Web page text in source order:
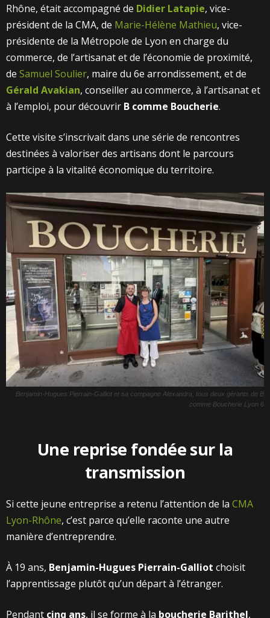
Rhône, était accompagné de Didier Latapie, vice-
président de la CMA, de Marie-Hélène Mathieu, vice-
présidente de la Métropole de Lyon en charge du
commerce, de l’artisanat et de l’économie de proximité,
de Samuel Soulier, maire du 6e arrondissement, et de
Gérald Avakian, conseiller au commerce, à l’artisanat et
à l’emploi, pour découvrir B comme Boucherie.
Cette visite s’inscrivait dans une série de rencontres
destinées à valoriser des artisans dont le parcours
participe à la vitalité économique du territoire.
Benjamin-Hugues Pierrain-Galliot et sa compagne Alexandra, tous deux gérants de B
comme Boucherie Lyon 6
Une reprise fondée sur la
transmission
Si cette jeune entreprise a retenu l’attention de la CMA
Lyon-Rhône, c’est parce qu’elle raconte une autre
manière d’entreprendre.
À 19 ans, Benjamin-Hugues Pierrain-Galliot choisit
l’apprentissage plutôt qu’un départ à l’étranger.
Pendant cinq ans, il se forme à la boucherie Barithel,